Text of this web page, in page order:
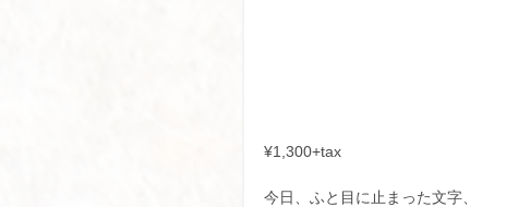
¥1,300+tax
今日、ふと目に止まった文字、